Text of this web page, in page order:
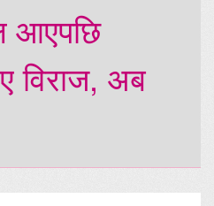
आएपछि
विराज, अब